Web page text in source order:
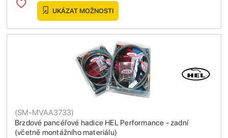
UKÁZAT MOŽNOSTI
Brzdové pancéřové hadice HEL Performance - zadní
(včetně montážního materiálu)
(SM-MVAA3733)